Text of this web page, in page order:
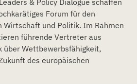
Forum für den
Wirtschaft und Politik. Im Rahmen
führende Vertreter aus
über Wettbewerbsfähigkeit,
des europäischen